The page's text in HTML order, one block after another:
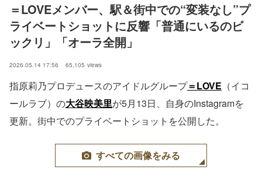
＝LOVEメンバー、駅＆街中での“変装なし”プ
ライベートショットに反響「普通にいるのビ
ックリ」「オーラ全開」
2026.05.14 17:56 65,105 views
指原莉乃プロデュースのアイドルグループ＝LOVE （イコ
ールラブ）の大谷映美里が5月13日、自身のInstagramを
更新。街中でのプライベートショットを公開した。
すべての画像をみる